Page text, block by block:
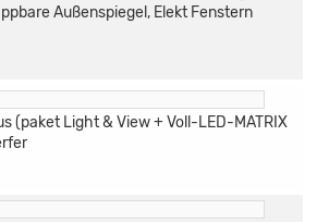
Außenspiegel, Elekt Fenstern
(paket Light & View + Voll-LED-MATRIX